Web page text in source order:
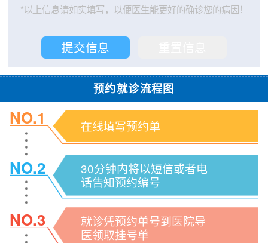
*以上信息请如实填写，以便医生能更好的确诊您的病因！
预约就诊流程图
NO.1 在线填写预约单
NO.2
30分钟内将以短信或者电
话告知预约编号
NO.3
就诊凭预约单号到医院导
医领取挂号单